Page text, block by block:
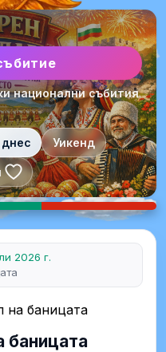
национални събития
Уикенд
2026 г.
баницата